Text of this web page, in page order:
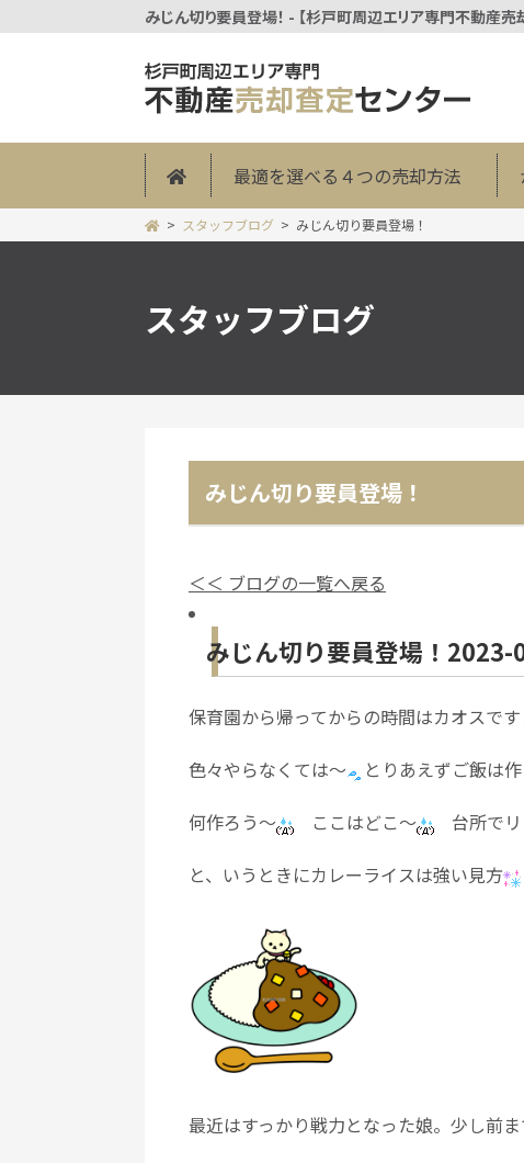
みじん切り要員登場！ - 【杉戸町周辺エリア専門不動産
最適を選べる４つの売却方法
スタッフブログ みじん切り要員登場！
スタッフブログ
みじん切り要員登場！
＜＜ ブログの一覧へ戻る
みじん切り要員登場！2023-
保育園から帰ってからの時間はカオスです
色々やらなくては～
とりあえずご飯は
何作ろう～
ここはどこ～ 台所で
と、いうときにカレーライスは強い見方
最近はすっかり戦力となった娘。少し前ま